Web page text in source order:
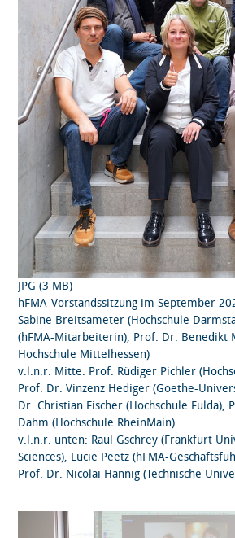
JPG (3 MB)
hFMA-Vorstandssitzung im September
Sabine Breitsameter (Hochschule
(hFMA-Mitarbeiterin), Prof. Dr. Benedikt
Hochschule Mittelhessen)
v.l.n.r. Mitte: Prof. Rüdiger Pichler
Prof. Dr. Vinzenz Hediger (Goethe-
Dr. Christian Fischer (Hochschule Fulda),
Dahm (Hochschule RheinMain)
v.l.n.r. unten: Raul Gschrey (Frankfurt
Sciences), Lucie Peetz (hFMA-
Prof. Dr. Nicolai Hannig (Technische